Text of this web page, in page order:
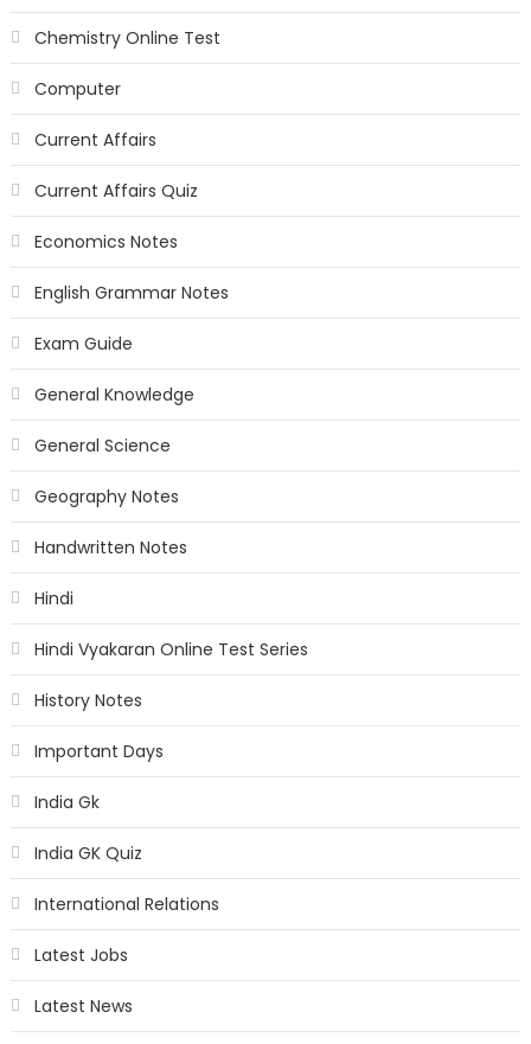
Chemistry Online Test
Computer
Current Affairs
Current Affairs Quiz
Economics Notes
English Grammar Notes
Exam Guide
General Knowledge
General Science
Geography Notes
Handwritten Notes
Hindi
Hindi Vyakaran Online Test Series
History Notes
Important Days
India Gk
India GK Quiz
International Relations
Latest Jobs
Latest News